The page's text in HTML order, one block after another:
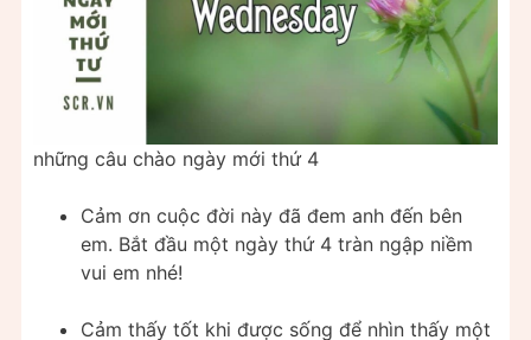
những câu chào ngày mới thứ 4
Cảm ơn cuộc đời này đã đem anh đến bên
em. Bắt đầu một ngày thứ 4 tràn ngập niềm
vui em nhé!
Cảm thấy tốt khi được sống để nhìn thấy một